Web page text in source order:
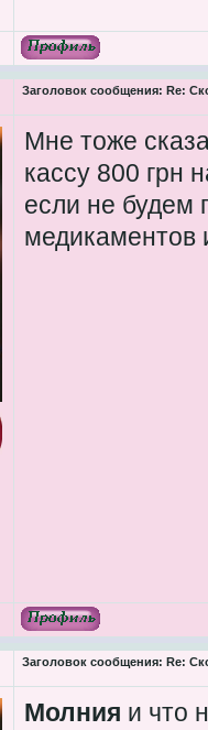
Заголовок сообщения: Re:
Мне тоже
кассу 800 грн
если не будем
медикаментов
Заголовок сообщения: Re:
Молния и что